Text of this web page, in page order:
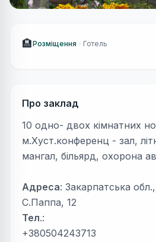
🏨Розміщення Готель
Про заклад
10 одно- двох кімнатних
м.Хуст.конференц - зал,
мангал, більярд, охорона
Адреса: Закарпатська
С.Паппа, 12
Тел.:
+380504243713